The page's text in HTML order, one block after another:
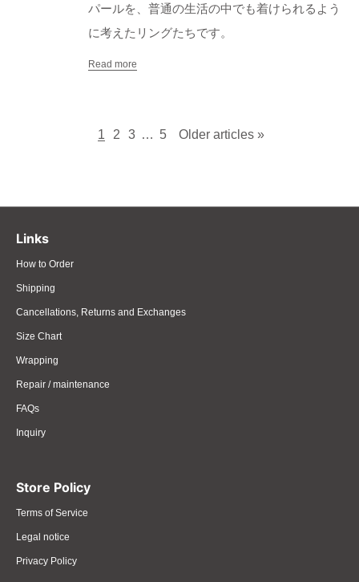
パールを、普通の生活の中でも着けられるよう
に考えたリングたちです。
Read more
1 2 3 … 5 Older articles »
Links
How to Order
Shipping
Cancellations, Returns and Exchanges
Size Chart
Wrapping
Repair / maintenance
FAQs
Inquiry
Store Policy
Terms of Service
Legal notice
Privacy Policy